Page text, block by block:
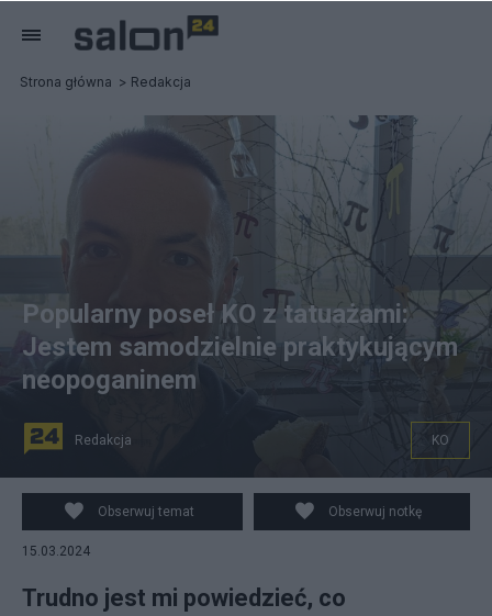
Strona główna Redakcja
Popularny poseł KO z tatuażami:
Jestem samodzielnie praktykującym
neopoganinem
Redakcja KO
Obserwuj temat Obserwuj notkę
15.03.2024
Trudno jest mi powiedzieć, co